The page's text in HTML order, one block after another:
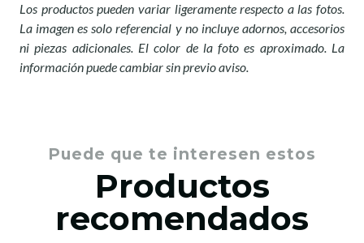
Los productos pueden variar ligeramente respecto a las fotos.
La imagen es solo referencial y no incluye adornos, accesorios
ni piezas adicionales. El color de la foto es aproximado. La
información puede cambiar sin previo aviso.
Puede que te interesen estos
Productos
recomendados